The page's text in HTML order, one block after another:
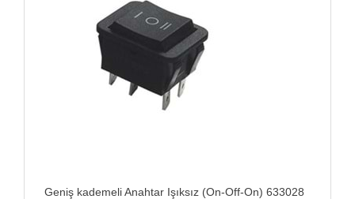
Geniş kademeli Anahtar Işıksız (On-Off-On) 633028